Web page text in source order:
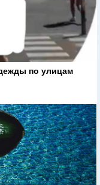
по улицам